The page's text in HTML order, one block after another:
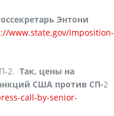
Энтони
www.state.gov/imposition-
2. Так, цены на
США против СП-2
call-by-senior-